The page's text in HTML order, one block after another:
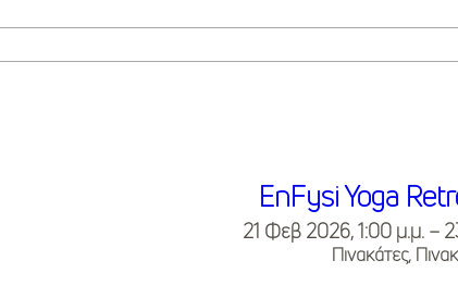
EnFysi Yoga
21 Φεβ 2026, 1:00 μ.μ. –
Πινακάτες,